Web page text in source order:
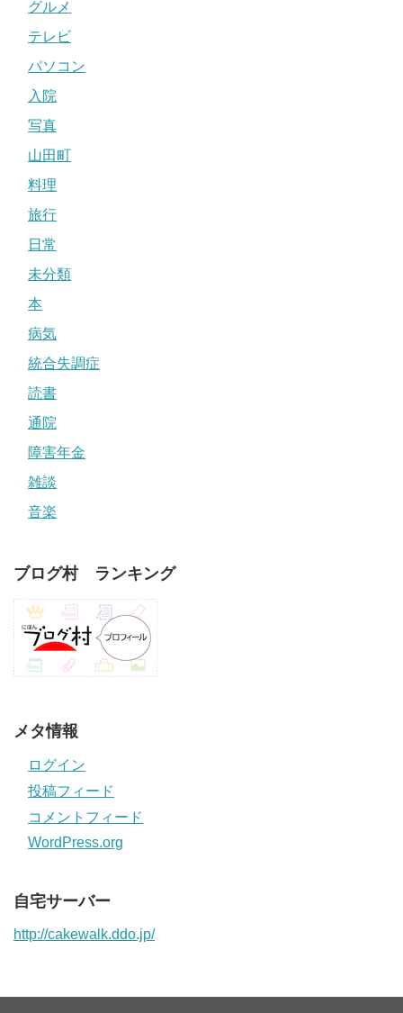
グルメ
テレビ
パソコン
入院
写真
山田町
料理
旅行
日常
未分類
本
病気
統合失調症
読書
通院
障害年金
雑談
音楽
ブログ村 ランキング
メタ情報
ログイン
投稿フィード
コメントフィード
WordPress.org
自宅サーバー
http://cakewalk.ddo.jp/